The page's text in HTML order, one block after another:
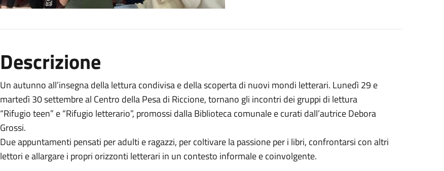
Descrizione
Un autunno all’insegna della lettura condivisa e della scoperta di nuovi mondi letterari. Lunedì 29 e
martedì 30 settembre al Centro della Pesa di Riccione, tornano gli incontri dei gruppi di lettura
“Rifugio teen” e “Rifugio letterario”, promossi dalla Biblioteca comunale e curati dall’autrice Debora
Grossi.
Due appuntamenti pensati per adulti e ragazzi, per coltivare la passione per i libri, confrontarsi con altri
lettori e allargare i propri orizzonti letterari in un contesto informale e coinvolgente.